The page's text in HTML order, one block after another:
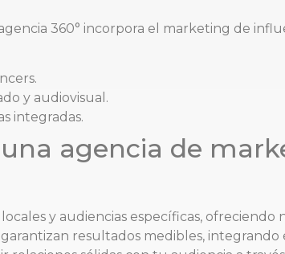
360° incorpora el marketing de
y audiovisual.
integradas.
agencia de
y audiencias específicas,
resultados medibles, integrando